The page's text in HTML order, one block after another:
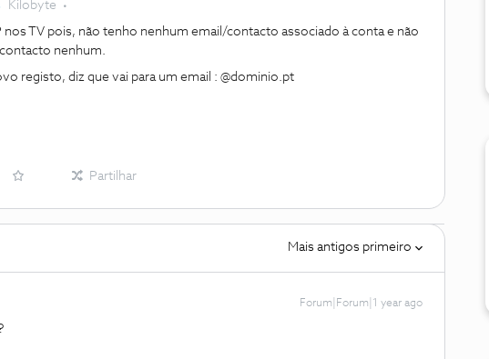
Kilobyte
nos TV pois, não tenho nenhum email/contacto associado à conta e não
nenhum.
registo, diz que vai para um email : @dominio.pt
Partilhar
Mais antigos primeiro
Forum|Forum|1 year ago